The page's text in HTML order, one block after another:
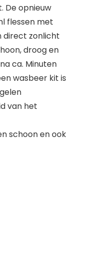
De opnieuw
flessen met
direct zonlicht
droog en
ca. Minuten
wasbeer kit is
van het
schoon en ook